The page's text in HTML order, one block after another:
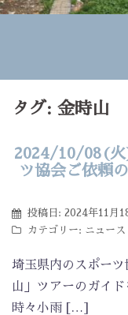
タグ: 金時山
2024/10/08(火
ツ協会ご依頼
投稿日: 2024年11月
カテゴリー: ニュース
埼玉県内のスポー
山」ツアーのガイ
時々小雨 […]